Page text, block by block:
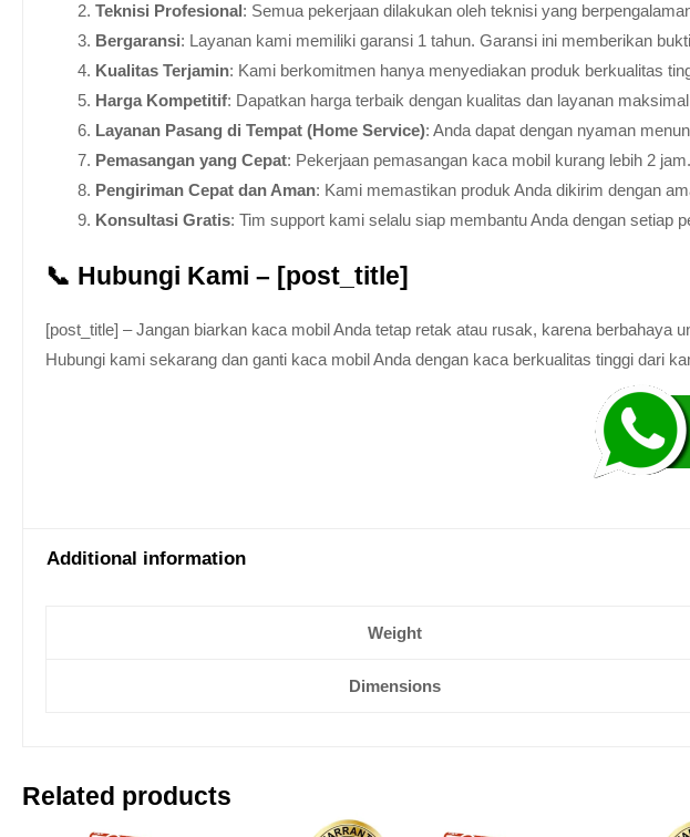
Teknisi Profesional: Semua pekerjaan dilakukan oleh teknisi yang
Bergaransi: Layanan kami memiliki garansi 1 tahun. Garansi ini memberikan
Kualitas Terjamin: Kami berkomitmen hanya menyediakan produk berkualitas
Harga Kompetitif: Dapatkan harga terbaik dengan kualitas dan layanan
Layanan Pasang di Tempat (Home Service): Anda dapat dengan nyaman
Pemasangan yang Cepat: Pekerjaan pemasangan kaca mobil kurang lebih 2 jam.
Pengiriman Cepat dan Aman: Kami memastikan produk Anda dikirim dengan
Konsultasi Gratis: Tim support kami selalu siap membantu Anda dengan setiap
📞 Hubungi Kami – [post_title]
[post_title] – Jangan biarkan kaca mobil Anda tetap retak atau rusak, karena berbahaya
Hubungi kami sekarang dan ganti kaca mobil Anda dengan kaca berkualitas tinggi dari
Additional information
Weight
Dimensions
Related products